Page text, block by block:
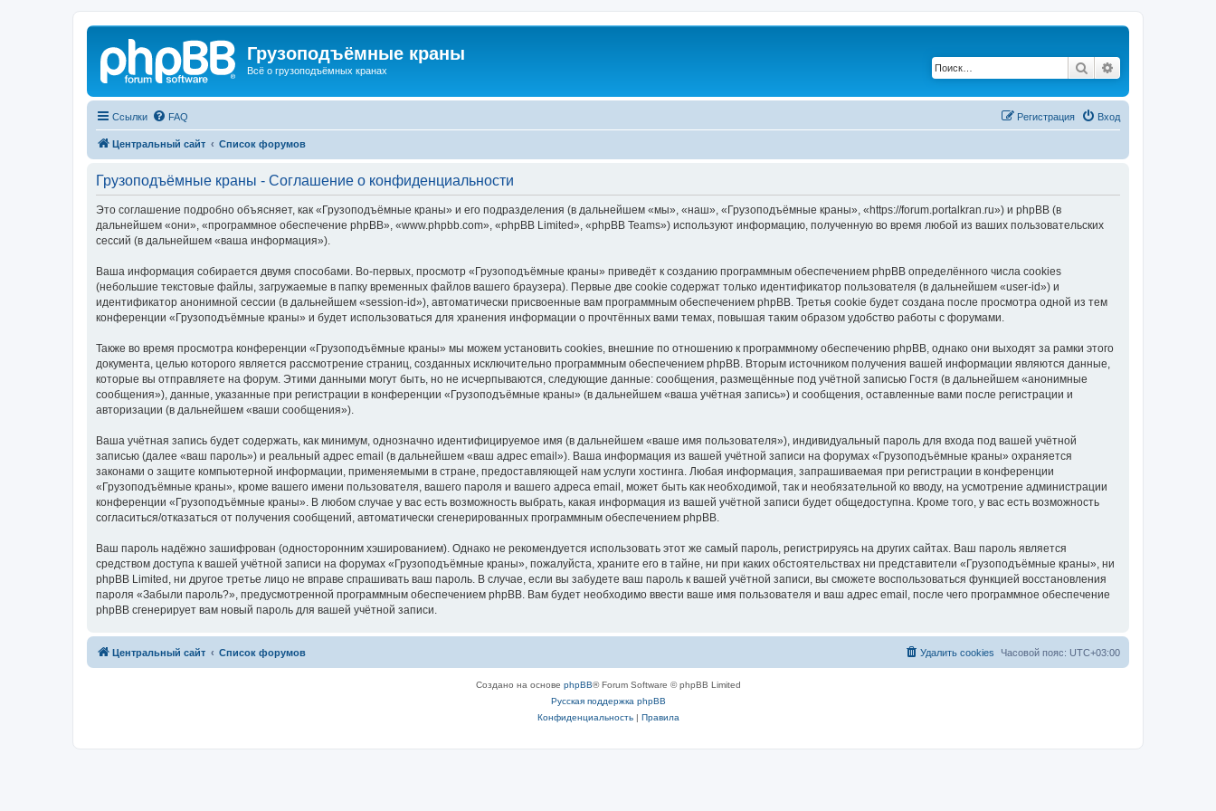
Грузоподъёмные краны
Всё о грузоподъёмных кранах Поиск
Ссылки FAQ Вход
Регистрация
Центральный сайт Список форумов
Грузоподъёмные краны - Соглашение о конфиденциальности
Это соглашение подробно объясняет, как «Грузоподъёмные краны» и его подразделения (в дальнейшем «мы», «наш», «Грузоподъёмные краны», «https://forum.portalkran.ru») и phpBB (в
дальнейшем «они», «программное обеспечение phpBB», «www.phpbb.com», «phpBB Limited», «phpBB Teams») используют информацию, полученную во время любой из ваших пользовательских
сессий (в дальнейшем «ваша информация»).
Ваша информация собирается двумя способами. Во-первых, просмотр «Грузоподъёмные краны» приведёт к созданию программным обеспечением phpBB определённого числа cookies
(небольшие текстовые файлы, загружаемые в папку временных файлов вашего браузера). Первые две cookie содержат только идентификатор пользователя (в дальнейшем «user-id») и
идентификатор анонимной сессии (в дальнейшем «session-id»), автоматически присвоенные вам программным обеспечением phpBB. Третья cookie будет создана после просмотра одной из тем
конференции «Грузоподъёмные краны» и будет использоваться для хранения информации о прочтённых вами темах, повышая таким образом удобство работы с форумами.
Также во время просмотра конференции «Грузоподъёмные краны» мы можем установить cookies, внешние по отношению к программному обеспечению phpBB, однако они выходят за рамки этого
документа, целью которого является рассмотрение страниц, созданных исключительно программным обеспечением phpBB. Вторым источником получения вашей информации являются данные,
которые вы отправляете на форум. Этими данными могут быть, но не исчерпываются, следующие данные: сообщения, размещённые под учётной записью Гостя (в дальнейшем «анонимные
сообщения»), данные, указанные при регистрации в конференции «Грузоподъёмные краны» (в дальнейшем «ваша учётная запись») и сообщения, оставленные вами после регистрации и
авторизации (в дальнейшем «ваши сообщения»).
Ваша учётная запись будет содержать, как минимум, однозначно идентифицируемое имя (в дальнейшем «ваше имя пользователя»), индивидуальный пароль для входа под вашей учётной
записью (далее «ваш пароль») и реальный адрес email (в дальнейшем «ваш адрес email»). Ваша информация из вашей учётной записи на форумах «Грузоподъёмные краны» охраняется
законами о защите компьютерной информации, применяемыми в стране, предоставляющей нам услуги хостинга. Любая информация, запрашиваемая при регистрации в конференции
«Грузоподъёмные краны», кроме вашего имени пользователя, вашего пароля и вашего адреса email, может быть как необходимой, так и необязательной ко вводу, на усмотрение администрации
конференции «Грузоподъёмные краны». В любом случае у вас есть возможность выбрать, какая информация из вашей учётной записи будет общедоступна. Кроме того, у вас есть возможность
согласиться/отказаться от получения сообщений, автоматически сгенерированных программным обеспечением phpBB.
Ваш пароль надёжно зашифрован (односторонним хэшированием). Однако не рекомендуется использовать этот же самый пароль, регистрируясь на других сайтах. Ваш пароль является
средством доступа к вашей учётной записи на форумах «Грузоподъёмные краны», пожалуйста, храните его в тайне, ни при каких обстоятельствах ни представители «Грузоподъёмные краны», ни
phpBB Limited, ни другое третье лицо не вправе спрашивать ваш пароль. В случае, если вы забудете ваш пароль к вашей учётной записи, вы сможете воспользоваться функцией восстановления
пароля «Забыли пароль?», предусмотренной программным обеспечением phpBB. Вам будет необходимо ввести ваше имя пользователя и ваш адрес email, после чего программное обеспечение
phpBB сгенерирует вам новый пароль для вашей учётной записи.
Центральный сайт Список форумов Часовой пояс: UTC+03:00
Удалить cookies
Создано на основе phpBB® Forum Software © phpBB Limited
Русская поддержка phpBB
Конфиденциальность| Правила